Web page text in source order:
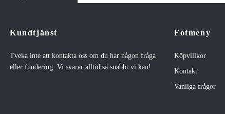
Kundtjänst
Tveka inte att kontakta oss om du har någon fråga
eller fundering. Vi svarar alltid så snabbt vi kan!
Fotmeny
Köpvillkor
Kontakt
Vanliga frågor